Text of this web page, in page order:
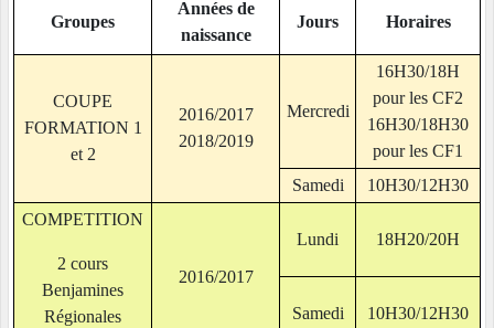
Groupes
Années de
naissance
Jours Horaires
COUPE
FORMATION 1
et 2
2016/2017
2018/2019
Mercredi
16H30/18H
pour les CF2
16H30/18H30
pour les CF1
Samedi
10H30/12H30
COMPETITION
2 cours
Benjamines
Régionales
2016/2017
Lundi 18H20/20H
Samedi 10H30/12H30